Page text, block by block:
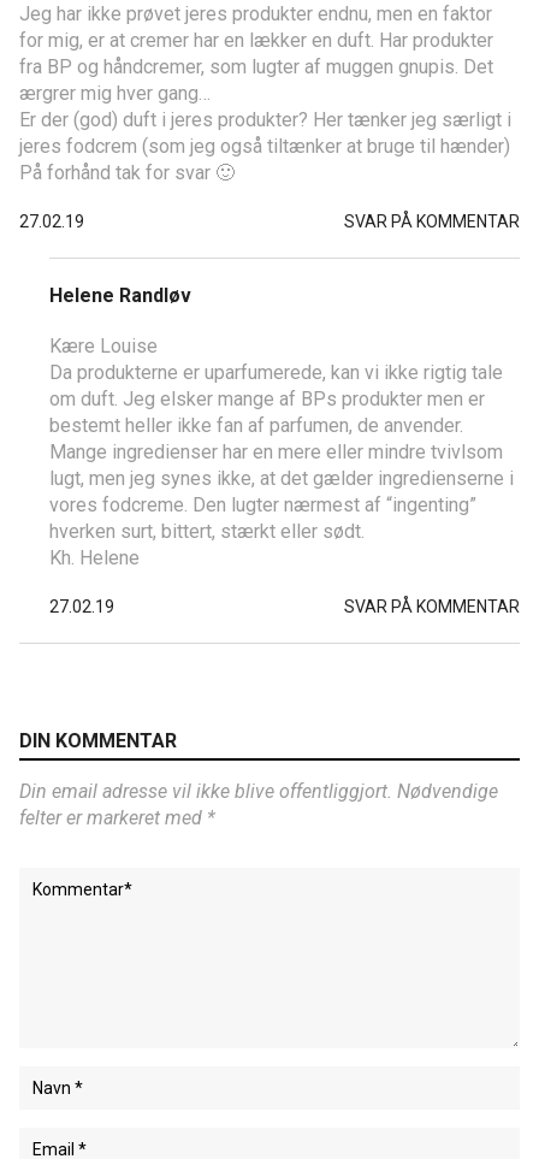
Jeg har ikke prøvet jeres produkter endnu, men en faktor
for mig, er at cremer har en lækker en duft. Har produkter
fra BP og håndcremer, som lugter af muggen gnupis. Det
ærgrer mig hver gang…
Er der (god) duft i jeres produkter? Her tænker jeg særligt i
jeres fodcrem (som jeg også tiltænker at bruge til hænder)
På forhånd tak for svar 🙂
27.02.19 SVAR PÅ KOMMENTAR
Helene Randløv
Kære Louise
Da produkterne er uparfumerede, kan vi ikke rigtig tale
om duft. Jeg elsker mange af BPs produkter men er
bestemt heller ikke fan af parfumen, de anvender.
Mange ingredienser har en mere eller mindre tvivlsom
lugt, men jeg synes ikke, at det gælder ingredienserne i
vores fodcreme. Den lugter nærmest af “ingenting”
hverken surt, bittert, stærkt eller sødt.
Kh. Helene
27.02.19 SVAR PÅ KOMMENTAR
DIN KOMMENTAR
Din email adresse vil ikke blive offentliggjort. Nødvendige
felter er markeret med *